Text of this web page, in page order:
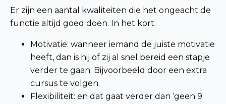
Er zijn een aantal kwaliteiten die het ongeacht de
functie altijd goed doen. In het kort:
Motivatie: wanneer iemand de juiste motivatie
heeft, dan is hij of zij al snel bereid een stapje
verder te gaan. Bijvoorbeeld door een extra
cursus te volgen.
Flexibiliteit: en dat gaat verder dan ‘geen 9